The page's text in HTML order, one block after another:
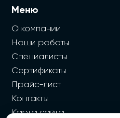
Меню
О компании
Наши работы
Специалисты
Сертификаты
Прайс-лист
Контакты
Карта сайта